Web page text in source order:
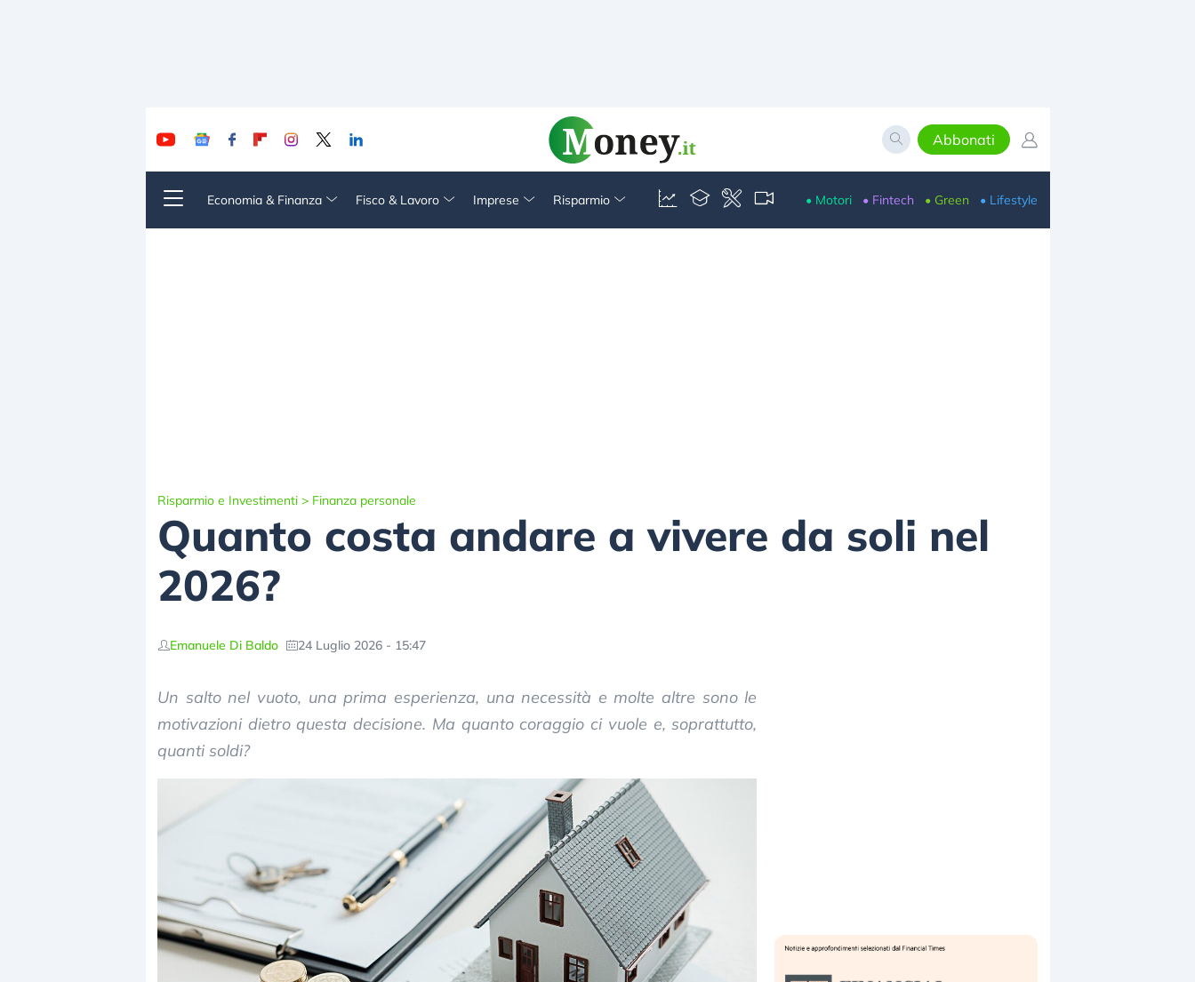
Abbonati
Economia & Finanza Fisco & Lavoro Imprese Risparmio • Motori • Fintech • Green • Lifestyle
Risparmio e Investimenti > Finanza personale
Quanto costa andare a vivere da soli nel
2026?
Emanuele Di Baldo 24 Luglio 2026 - 15:47
Un salto nel vuoto, una prima esperienza, una necessità e molte altre sono le
motivazioni dietro questa decisione. Ma quanto coraggio ci vuole e, soprattutto,
quanti soldi?